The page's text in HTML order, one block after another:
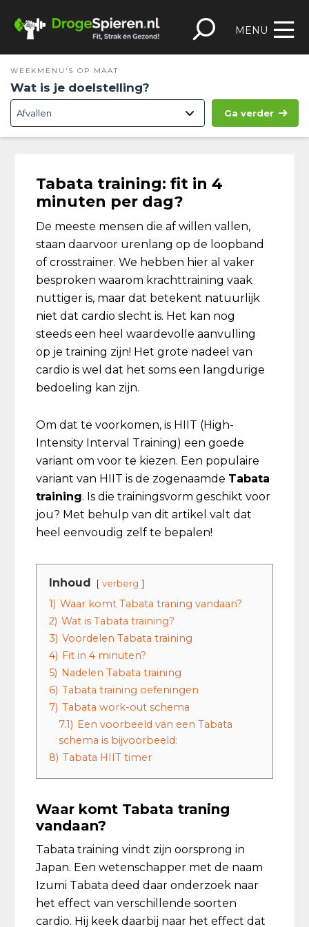
naar
naar
inhoud
naar
sidebar
footer
MENU
WEEKMENU'S OP MAAT
Wat is je doelstelling?
Ga verder
Tabata training: fit in 4
minuten per dag?
De meeste mensen die af willen vallen,
staan daarvoor urenlang op de loopband
of crosstrainer. We hebben hier al vaker
besproken waarom krachttraining vaak
nuttiger is, maar dat betekent natuurlijk
niet dat cardio slecht is. Het kan nog
steeds een heel waardevolle aanvulling
op je training zijn! Het grote nadeel van
cardio is wel dat het soms een langdurige
bedoeling kan zijn.
Om dat te voorkomen, is HIIT (High-
Intensity Interval Training) een goede
variant om voor te kiezen. Een populaire
variant van HIIT is de zogenaamde Tabata
training. Is die trainingsvorm geschikt voor
jou? Met behulp van dit artikel valt dat
heel eenvoudig zelf te bepalen!
Inhoud verberg
1) Waar komt Tabata traning vandaan?
2) Wat is Tabata training?
3) Voordelen Tabata training
4) Fit in 4 minuten?
5) Nadelen Tabata training
6) Tabata training oefeningen
7) Tabata work-out schema
7.1) Een voorbeeld van een Tabata
schema is bijvoorbeeld:
8) Tabata HIIT timer
Waar komt Tabata traning
vandaan?
Tabata training vindt zijn oorsprong in
Japan. Een wetenschapper met de naam
Izumi Tabata deed daar onderzoek naar
het effect van verschillende soorten
cardio. Hij keek daarbij naar het effect dat